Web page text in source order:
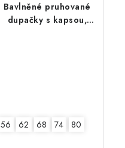
Bavlněné pruhované
dupačky s kapsou,
56 62 68 74 80